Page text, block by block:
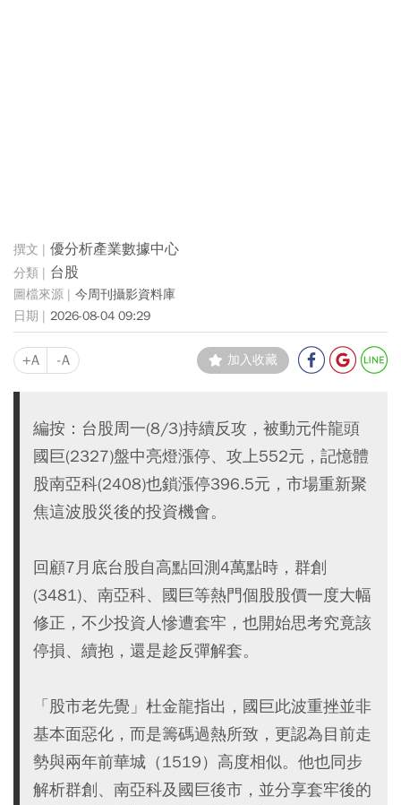
優分析產業數據中心
台股
今周刊攝影資料庫
2026-08-04 09:29
+A -A 加入收藏
編按：台股周一(8/3)持續反攻，被動元件龍頭
國巨(2327)盤中亮燈漲停、攻上552元，記憶體
股南亞科(2408)也鎖漲停396.5元，市場重新聚
焦這波股災後的投資機會。
回顧7月底台股自高點回測4萬點時，群創
(3481)、南亞科、國巨等熱門個股股價一度大幅
修正，不少投資人慘遭套牢，也開始思考究竟該
停損、續抱，還是趁反彈解套。
「股市老先覺」杜金龍指出，國巨此波重挫並非
基本面惡化，而是籌碼過熱所致，更認為目前走
勢與兩年前華城（1519）高度相似。他也同步
解析群創、南亞科及國巨後市，並分享套牢後的